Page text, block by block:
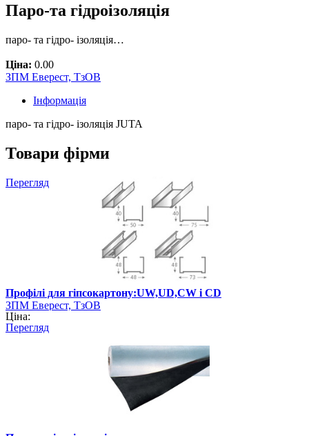
Паро-та гідроізоляція
паро- та гідро- ізоляція…
Ціна: 0.00
ЗПМ Еверест, ТзОВ
Інформація
паро- та гідро- ізоляція JUTA
Товари фірми
Перегляд
Профілі для гіпсокартону:UW,UD,CW i CD
ЗПМ Еверест, ТзОВ
Ціна:
Перегляд